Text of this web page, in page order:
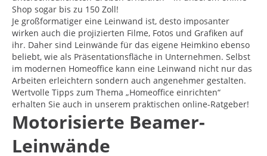
Shop sogar bis zu 150 Zoll!
Je großformatiger eine Leinwand ist, desto imposanter
wirken auch die projizierten Filme, Fotos und Grafiken auf
ihr. Daher sind Leinwände für das eigene Heimkino ebenso
beliebt, wie als Präsentationsfläche in Unternehmen. Selbst
im modernen Homeoffice kann eine Leinwand nicht nur das
Arbeiten erleichtern sondern auch angenehmer gestalten.
Wertvolle Tipps zum Thema „Homeoffice einrichten“
erhalten Sie auch in unserem praktischen online-Ratgeber!
Motorisierte Beamer-
Leinwände